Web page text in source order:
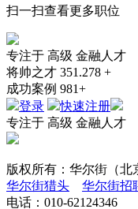
扫一扫查看更多职位
专注于 高级 金融人才
将帅之才 351.278 +
成功案例 981+
登录
快速注册
专注于 高级 金融人才
版权所有：华尔街（
华尔街猎头
华尔街招
电话：010-62124346